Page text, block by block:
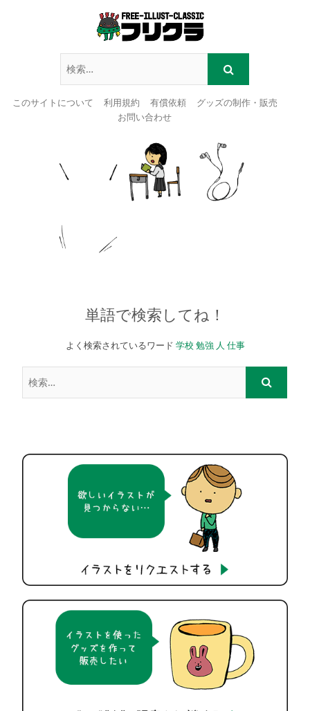
このサイトについて 利用規約 有償依頼
グッズの制作・販売
お問い合わせ
content
単語で検索してね！
よく検索されているワード 学校 勉強 人 仕事